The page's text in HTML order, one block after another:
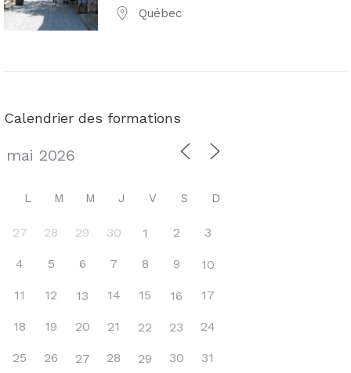
Québec
Calendrier des formations
L M M J V S D
27 28 29 30 1 2 3
4 5 6 7 8 9 10
11 12 13 14 15 16 17
18 19 20 21 22 23 24
25 26 27 28 29 30 31